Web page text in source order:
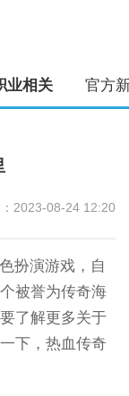
业相关 官方
2023-08-24 12:20
扮演游戏，自
被誉为传奇海
了解更多关于
下，热血传奇